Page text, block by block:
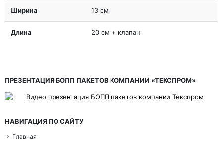
Ширина 13 см
Длина 20 см + клапан
ПРЕЗЕНТАЦИЯ БОПП ПАКЕТОВ КОМПАНИИ «ТЕКСПРОМ»
НАВИГАЦИЯ ПО САЙТУ
Главная